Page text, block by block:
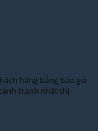
hàng bảng báo giá
tranh nhất thị